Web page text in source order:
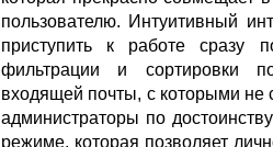
пользователю. Интуитивный
приступить к работе сразу
фильтрации и сортировки
входящей почты, с которыми
администраторы по
режиме, которая позволяет